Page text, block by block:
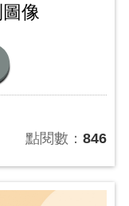
像
點閱數：846